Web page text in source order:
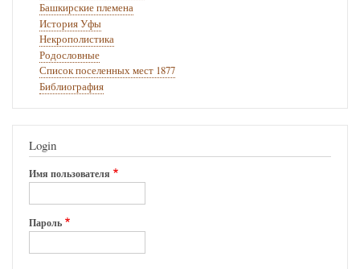
Башкирские племена
История Уфы
Некрополистика
Родословные
Список поселенных мест 1877
Библиография
Login
Имя пользователя
Пароль